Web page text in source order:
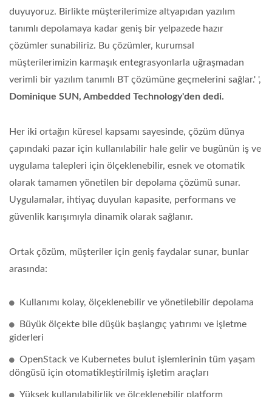
duyuyoruz. Birlikte müşterilerimize altyapıdan yazılım
tanımlı depolamaya kadar geniş bir yelpazede hazır
çözümler sunabiliriz. Bu çözümler, kurumsal
müşterilerimizin karmaşık entegrasyonlarla uğraşmadan
verimli bir yazılım tanımlı BT çözümüne geçmelerini sağlar.' ',
Dominique SUN, Ambedded Technology'den dedi.
Her iki ortağın küresel kapsamı sayesinde, çözüm dünya
çapındaki pazar için kullanılabilir hale gelir ve bugünün iş ve
uygulama talepleri için ölçeklenebilir, esnek ve otomatik
olarak tamamen yönetilen bir depolama çözümü sunar.
Uygulamalar, ihtiyaç duyulan kapasite, performans ve
güvenlik karışımıyla dinamik olarak sağlanır.
Ortak çözüm, müşteriler için geniş faydalar sunar, bunlar
arasında:
Kullanımı kolay, ölçeklenebilir ve yönetilebilir depolama
Büyük ölçekte bile düşük başlangıç yatırımı ve işletme
giderleri
OpenStack ve Kubernetes bulut işlemlerinin tüm yaşam
döngüsü için otomatikleştirilmiş işletim araçları
Yüksek kullanılabilirlik ve ölçeklenebilir platform